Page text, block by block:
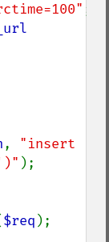
, "insert
);
$req );